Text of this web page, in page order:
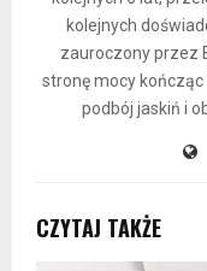
kolejnych
zauroczony przez
stronę mocy kończąc
podbój jaskiń i
CZYTAJ TAKŻE